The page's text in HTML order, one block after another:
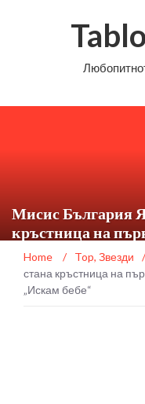
Мисис България
кръстница на
програмата
Home / Top, Звезди /
стана кръстница на
„Искам бебе“